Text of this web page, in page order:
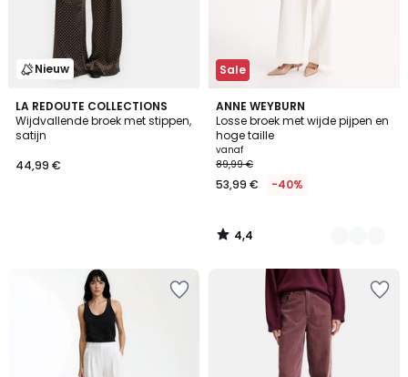
Nieuw
LA REDOUTE COLLECTIONS
Wijdvallende broek met stippen,
satijn
44,99 €
Sale
ANNE WEYBURN
Losse broek met wijde pijpen en
hoge taille
vanaf
89,99 €
53,99 € -40%
4,4
/ 5
2
Kleuren
4,4
/